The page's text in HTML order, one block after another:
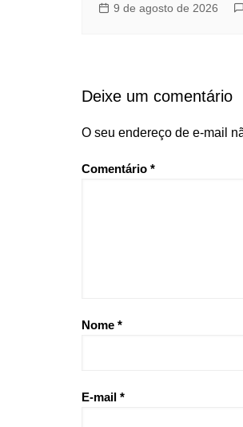
9 de agosto de 2026
Deixe um comentário
O seu endereço de e-mail
Comentário *
Nome *
E-mail *